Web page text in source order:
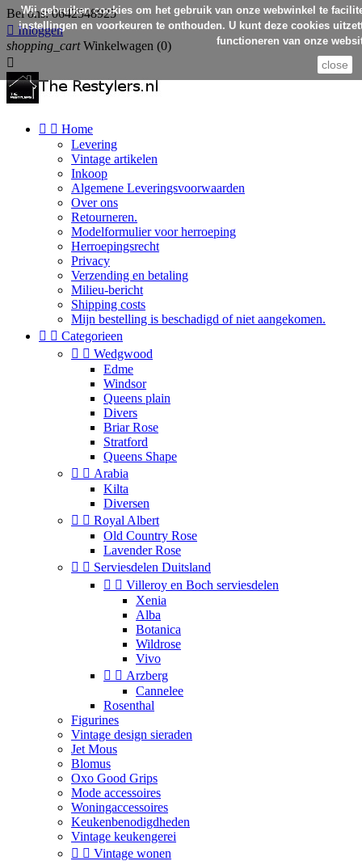
Bel ons:0642548925
 Inloggen
shopping_cart Winkelwagen (0)

  Home
Levering
Vintage artikelen
Inkoop
Algemene Leveringsvoorwaarden
Over ons
Retourneren.
Modelformulier voor herroeping
Herroepingsrecht
Privacy
Verzending en betaling
Milieu-bericht
Shipping costs
Mijn bestelling is beschadigd of niet aangekomen.
  Categorieen
  Wedgwood
Edme
Windsor
Queens plain
Divers
Briar Rose
Stratford
Queens Shape
  Arabia
Kilta
Diversen
  Royal Albert
Old Country Rose
Lavender Rose
  Serviesdelen Duitsland
  Villeroy en Boch serviesdelen
Xenia
Alba
Botanica
Wildrose
Vivo
  Arzberg
Cannelee
Rosenthal
Figurines
Vintage design sieraden
Jet Mous
Blomus
Oxo Good Grips
Mode accessoires
Woningaccessoires
Keukenbenodigdheden
Vintage keukengerei
  Vintage wonen
Wij gebruiken cookies om het gebruik van onze webwinkel te
instellingen en voorkeuren te onthouden. U kunt deze cookies
functioneren van onze
close